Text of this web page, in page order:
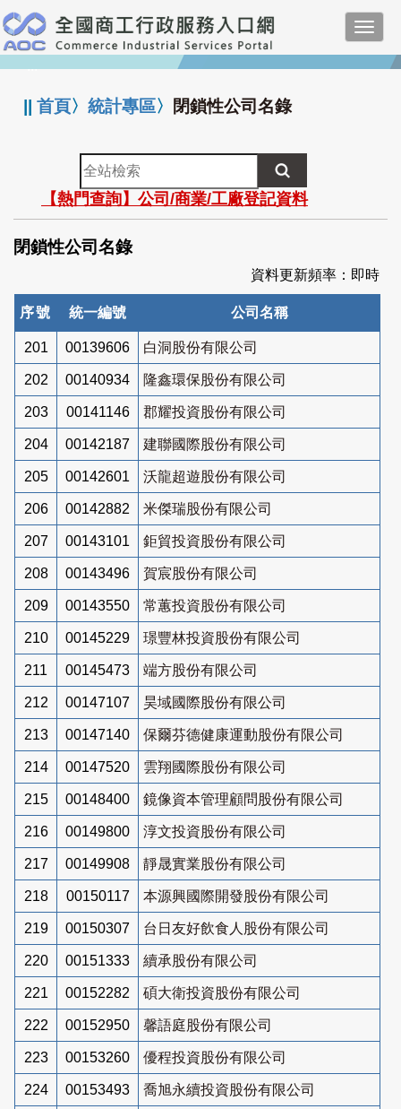
跳
到
主
要
:::
||首頁〉統計專區〉 閉鎖性公司名錄
全
站
檢
索
【熱門查詢】公司/商業/工廠登記資料
閉鎖性公司名錄
資料更新頻率：即時
序號 統一編號 公司名稱
201 00139606 白洞股份有限公司
202 00140934 隆鑫環保股份有限公司
203 00141146 郡耀投資股份有限公司
204 00142187 建聯國際股份有限公司
205 00142601 沃龍超遊股份有限公司
206 00142882 米傑瑞股份有限公司
207 00143101 鉅貿投資股份有限公司
208 00143496 賀宸股份有限公司
209 00143550 常蕙投資股份有限公司
210 00145229 璟豐林投資股份有限公司
211 00145473 端方股份有限公司
212 00147107 昊域國際股份有限公司
213 00147140 保爾芬德健康運動股份有限公司
214 00147520 雲翔國際股份有限公司
215 00148400 鏡像資本管理顧問股份有限公司
216 00149800 淳文投資股份有限公司
217 00149908 靜晟實業股份有限公司
218 00150117 本源興國際開發股份有限公司
219 00150307 台日友好飲食人股份有限公司
220 00151333 續承股份有限公司
221 00152282 碩大衛投資股份有限公司
222 00152950 馨語庭股份有限公司
223 00153260 優程投資股份有限公司
224 00153493 喬旭永續投資股份有限公司